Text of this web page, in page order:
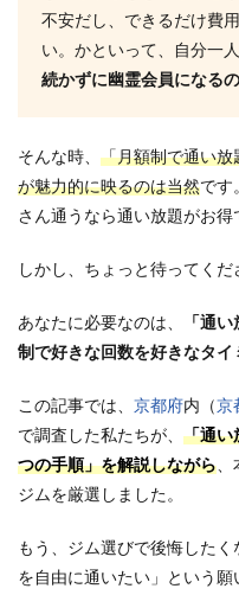
不安だし、できるだけ費
い。かといって、自分一
続かずに幽霊会員になる
そんな時、 「月額制で通い
が魅力的に映るのは当然です
さん通うなら通い放題がお得
しかし、ちょっと待ってくだ
あなたに必要なのは、
「通
制で好きな回数を好きなタ
この記事では、 京都府内（京
で調査した私たちが、 「通い
つの手順」を解説しながら
ジムを厳選しました。
もう、ジム選びで後悔した
を自由に通いたい」という願